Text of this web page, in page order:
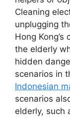
Cleaning
unplugging
Hong
the elderly
hidden
scenarios in
Indonesian
scenarios
elderly, such